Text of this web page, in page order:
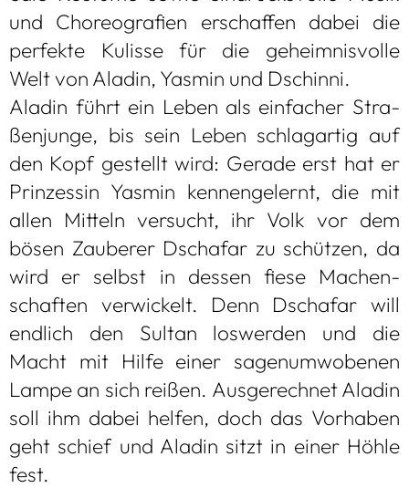
und Cho­reo­gra­fien erschaf­fen dabei die
per­fekte Kulisse für die geheim­nis­volle
Welt von Ala­din, Yas­min und Dschinni.
Ala­din führt ein Leben als ein­fa­cher Stra­
ßen­junge, bis sein Leben schlag­ar­tig auf
den Kopf gestellt wird: Gerade erst hat er
Prin­zes­sin Yas­min ken­nen­ge­lernt, die mit
allen Mit­teln ver­sucht, ihr Volk vor dem
bösen Zau­be­rer Dschafar zu schüt­zen, da
wird er selbst in des­sen fiese Machen­
schaf­ten ver­wi­ckelt. Denn Dschafar will
end­lich den Sul­tan los­wer­den und die
Macht mit Hilfe einer sagen­um­wo­be­nen
Lampe an sich rei­ßen. Aus­ge­rech­net Ala­din
soll ihm dabei hel­fen, doch das Vor­ha­ben
geht schief und Ala­din sitzt in einer Höhle
fest.